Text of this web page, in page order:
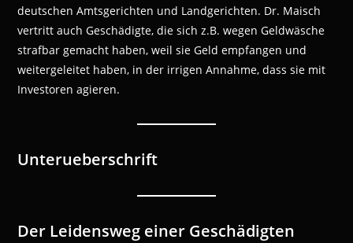
deutschen Amtsgerichten und Landgerichten. Dr. Maisch
vertritt auch Geschädigte, die sich z.B. wegen Geldwäsche
strafbar gemacht haben, weil sie Geld empfangen und
weitergeleitet haben, in der irrigen Annahme, dass sie mit
Investoren agieren.
Unterueberschrift
Der Leidensweg einer Geschädigten